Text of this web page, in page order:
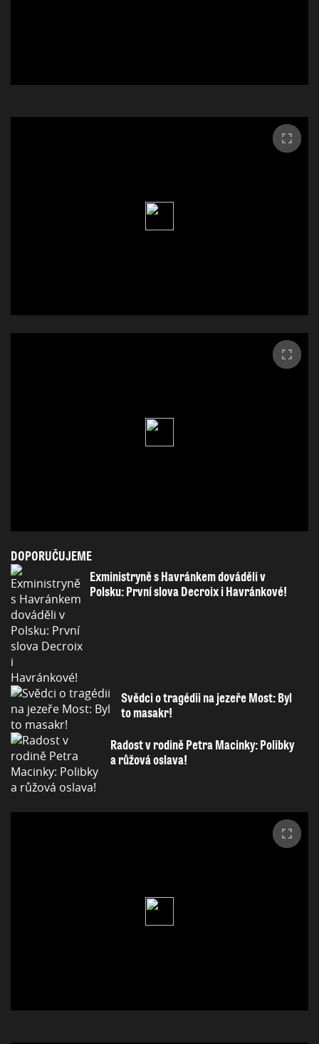
DOPORUČUJEME
Exministryně s Havránkem dováděli v
Polsku: První slova Decroix i Havránkové!
Svědci o tragédii na jezeře Most: Byl
to masakr!
Radost v rodině Petra Macinky: Polibky
a růžová oslava!